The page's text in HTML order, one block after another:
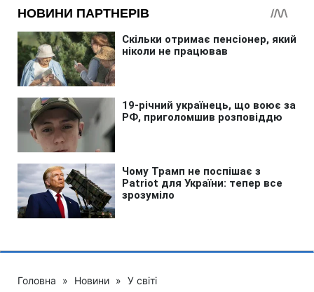
Головна » Новини » У світі